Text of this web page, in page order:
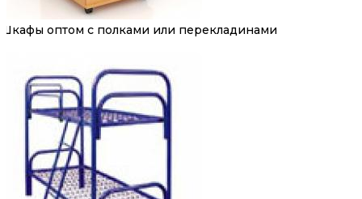
Шкафы оптом с полками или перекладинами